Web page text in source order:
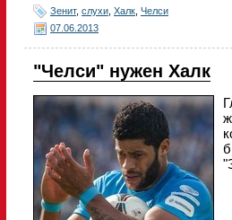
Зенит, слухи Халк Челси
07.06.2013
"Челси" нужен Халк